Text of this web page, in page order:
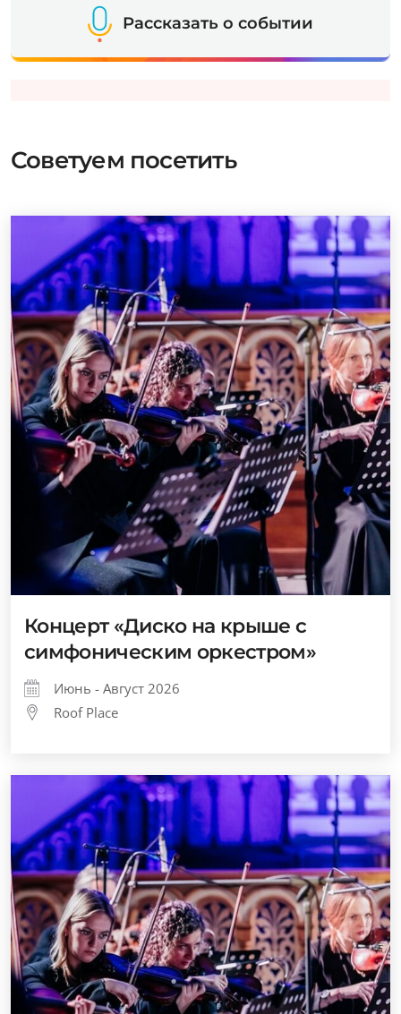
Рассказать о событии
Советуем посетить
Концерт «Диско на крыше с
симфоническим оркестром»
Июнь - Август 2026
Roof Place